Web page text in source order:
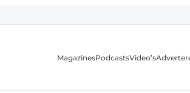
MagazinesPodcastsVideo’s